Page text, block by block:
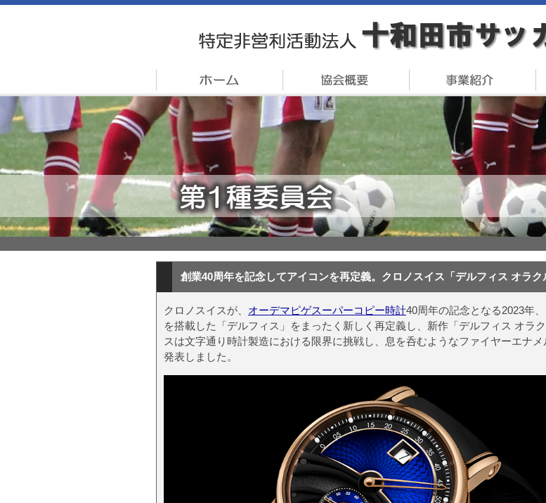
創業40周年を記念してアイコンを再定義。クロノスイス「デルフィス オラク
クロノスイスが、 オーデマピゲスーパーコピー時計40周年の記念となる2023年
を搭載した「デルフィス」をまったく新しく再定義し、新作「デルフィス オラ
スは文字通り時計製造における限界に挑戦し、息を呑むようなファイヤーエナ
発表しました。